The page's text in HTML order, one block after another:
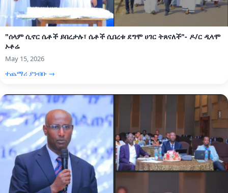
"ሰላም ሲኖር ሴቶች ይበረታሉ፣ ሴቶች ሲበረቱ ደግሞ ሀገር ትጸናለች"- ዶ/ር ዲላሞ
ኦቶሬ
May 15, 2026
ተጨማሪ ያንብቡ →